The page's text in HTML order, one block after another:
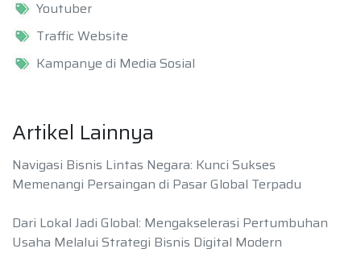
Youtuber
Traffic Website
Kampanye di Media Sosial
Artikel Lainnya
Navigasi Bisnis Lintas Negara: Kunci Sukses
Memenangi Persaingan di Pasar Global Terpadu
Dari Lokal Jadi Global: Mengakselerasi Pertumbuhan
Usaha Melalui Strategi Bisnis Digital Modern